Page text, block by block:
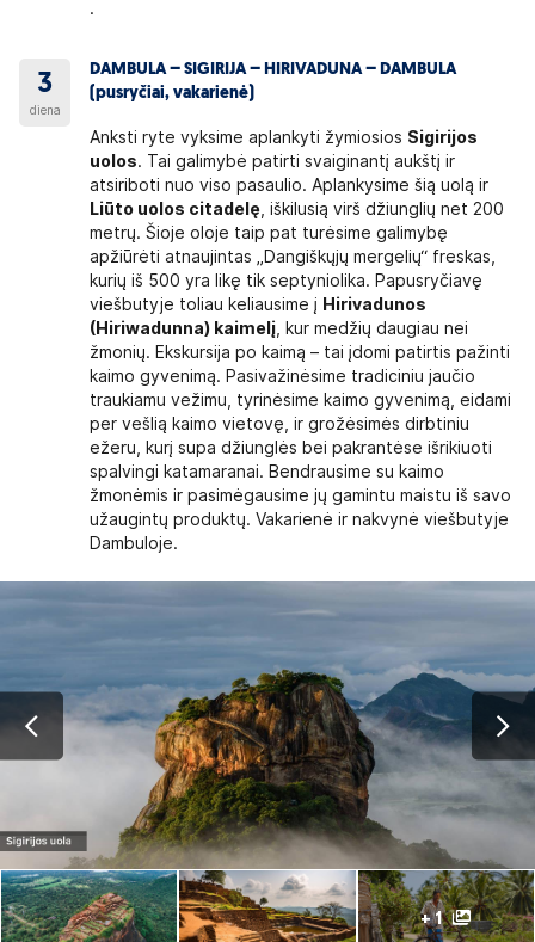
.
3
diena
DAMBULA – SIGIRIJA – HIRIVADUNA – DAMBULA
(pusryčiai, vakarienė)
Anksti ryte vyksime aplankyti žymiosios Sigirijos
uolos. Tai galimybė patirti svaiginantį aukštį ir
atsiriboti nuo viso pasaulio. Aplankysime šią uolą ir
Liūto uolos citadelę , iškilusią virš džiunglių net 200
metrų. Šioje oloje taip pat turėsime galimybę
apžiūrėti atnaujintas „Dangiškųjų mergelių“ freskas,
kurių iš 500 yra likę tik septyniolika. Papusryčiavę
viešbutyje toliau keliausime į Hirivadunos
(Hiriwadunna) kaimelį , kur medžių daugiau nei
žmonių. Ekskursija po kaimą – tai įdomi patirtis pažinti
kaimo gyvenimą. Pasivažinėsime tradiciniu jaučio
traukiamu vežimu, tyrinėsime kaimo gyvenimą, eidami
per vešlią kaimo vietovę, ir grožėsimės dirbtiniu
ežeru, kurį supa džiunglės bei pakrantėse išrikiuoti
spalvingi katamaranai. Bendrausime su kaimo
žmonėmis ir pasimėgausime jų gamintu maistu iš savo
užaugintų produktų. Vakarienė ir nakvynė viešbutyje
Dambuloje.
+ 1